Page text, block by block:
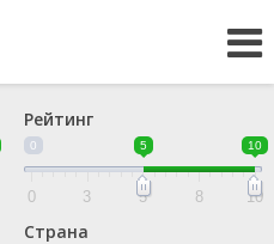
Рейтинг
0 5 10
0 3 5 8 10
Страна